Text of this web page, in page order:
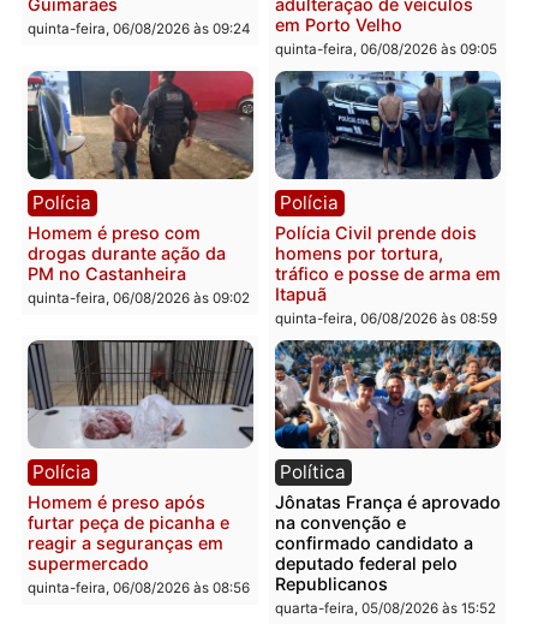
Polícia
Policiais militares
recuperam moto furtada e
prendem trio na zona
Leste
quinta-feira, 06/08/2026 às 09:28
Polícia
Jovem é encontrado
na Rua dos Cravos e
é investigado pela
em RO
quinta-feira, 06/08/2026 às
Polícia
Homem é esfaqueado no
tórax durante briga com
vizinho no bairro Ulysses
Guimarães
quinta-feira, 06/08/2026 às 09:24
Polícia
Três suspeitos ligados a
facção criminosa são
presos por receptação e
adulteração de veículos
em Porto Velho
quinta-feira, 06/08/2026 às